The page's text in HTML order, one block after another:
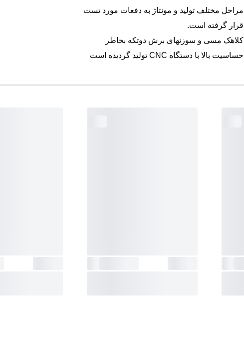
مراحل مختلف تولید و مونتاژ به دفعات مورد تست
قرار گرفته است.
کلاهک مسی و سوزنهای برش دوتکه بخاطر
حساسیت بالا با دستگاه CNC تولید گردیده است